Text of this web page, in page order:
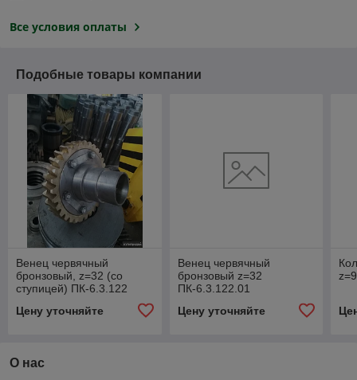
Все условия оплаты
Подобные товары компании
Венец червячный
бронзовый, z=32 (со
ступицей) ПК-6.3.122
Цену уточняйте
Венец червячный
бронзовый z=32
ПК-6.3.122.01
Цену уточняйте
О нас